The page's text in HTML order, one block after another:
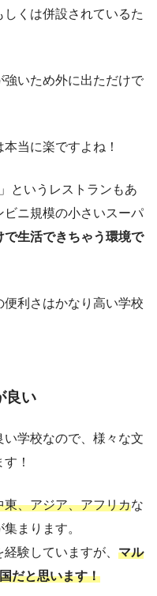
くは併設されているた
いため外に出ただけで
当に楽ですよね！
というレストランもあ
ビニ規模の小さいスーパ
で生活できちゃう環境で
利さはかなり高い学校
良い
学校なので、様々な文
！
、アジア、アフリカな
まります。
験していますが、 マル
だと思います！